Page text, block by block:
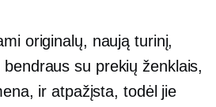
originalų, naują turinį,
su prekių ženklais,
ir atpažįsta, todėl jie